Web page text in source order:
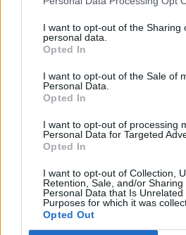
I want to opt-out of the Sharing
personal data.
Opted In
I want to opt-out of the Sale of
Personal Data.
Opted In
I want to opt-out of processing
Personal Data for Targeted
Opted In
I want to opt-out of Collection,
Retention, Sale, and/or Sharing
Personal Data that Is Unrelated
Purposes for which it was
Opted Out
Kovo 24 d. Jungtinių
Donaldas Trumpas
sankcijas Venesuelai.
šios valstybės importuos
JAV žada taikyti 25 proc.
atsiliepė jo verslui:
kontroliuojamos „Tesla“
elektromobilių pardavimas